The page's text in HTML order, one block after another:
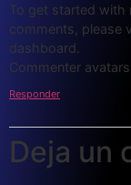
To get started with
comments, please
dashboard.
Commenter
Responder
Deja un